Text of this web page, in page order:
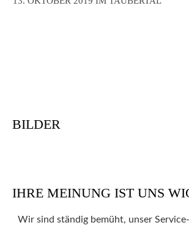
BILDER
IHRE MEINUNG IST UNS
Wir sind ständig bemüht, unser